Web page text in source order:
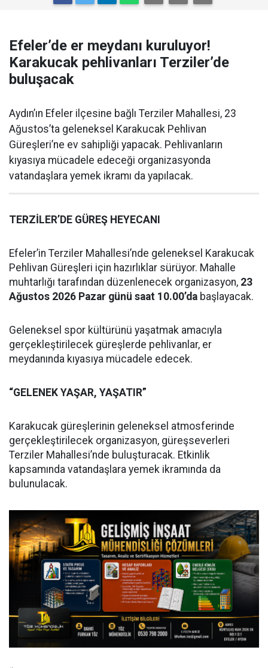
Efeler’de er meydanı kuruluyor!
Karakucak pehlivanları Terziler’de
buluşacak
Aydın’ın Efeler ilçesine bağlı Terziler Mahallesi, 23
Ağustos’ta geleneksel Karakucak Pehlivan
Güreşleri’ne ev sahipliği yapacak. Pehlivanların
kıyasıya mücadele edeceği organizasyonda
vatandaşlara yemek ikramı da yapılacak.
TERZİLER’DE GÜREŞ HEYECANI
Efeler’in Terziler Mahallesi’nde geleneksel Karakucak
Pehlivan Güreşleri için hazırlıklar sürüyor. Mahalle
muhtarlığı tarafından düzenlenecek organizasyon, 23
Ağustos 2026 Pazar günü saat 10.00’da başlayacak.
Geleneksel spor kültürünü yaşatmak amacıyla
gerçekleştirilecek güreşlerde pehlivanlar, er
meydanında kıyasıya mücadele edecek.
“GELENEK YAŞAR, YAŞATIR”
Karakucak güreşlerinin geleneksel atmosferinde
gerçekleştirilecek organizasyon, güreşseverleri
Terziler Mahallesi’nde buluşturacak. Etkinlik
kapsamında vatandaşlara yemek ikramında da
bulunulacak.